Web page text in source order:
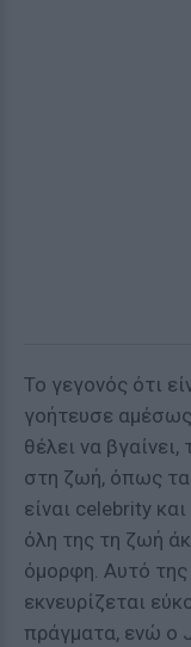
Το γεγονός ότι
γοήτευσε
θέλει να
στη ζωή, όπως τα
είναι celebrity
όλη της τη ζωή
όμορφη. Αυτό
εκνευρίζεται
πράγματα, ενώ ο